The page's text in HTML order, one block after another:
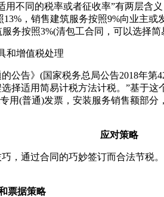
不同的税率或者征收率”有两层
，销售建筑服务按照9%向业主
务按照3%(清包工合同，可以选择
和增值税处理
告》(国家税务总局公告2018年第
择适用简易计税方法计税。”基于
用(普通)发票，安装服务销售额部
应对策略
通过合同的巧妙签订而合法节税
票据策略